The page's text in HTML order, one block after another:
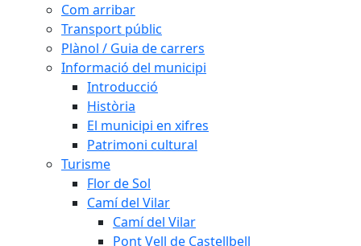
Com arribar
Transport públic
Plànol / Guia de carrers
Informació del municipi
Introducció
Història
El municipi en xifres
Patrimoni cultural
Turisme
Flor de Sol
Camí del Vilar
Camí del Vilar
Pont Vell de Castellbell